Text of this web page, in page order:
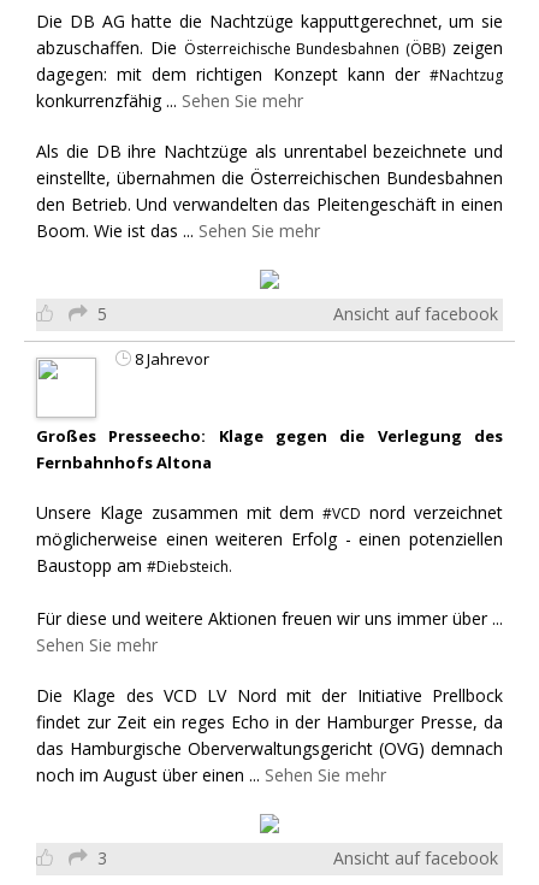
Die DB AG hatte die Nachtzüge kapputtgerechnet, um sie
abzuschaffen. Die Österreichische Bundesbahnen (ÖBB) zeigen
dagegen: mit dem richtigen Konzept kann der #Nachtzug
konkurrenzfähig ... Sehen Sie mehr
Als die DB ihre Nachtzüge als unrentabel bezeichnete und
einstellte, übernahmen die Österreichischen Bundesbahnen
den Betrieb. Und verwandelten das Pleitengeschäft in einen
Boom. Wie ist das ... Sehen Sie mehr
5 Ansicht auf facebook
8 Jahrevor
Großes Presseecho: Klage gegen die Verlegung des
Fernbahnhofs Altona
Unsere Klage zusammen mit dem#VCD nord verzeichnet
möglicherweise einen weiteren Erfolg - einen potenziellen
Baustopp am #Diebsteich.
Für diese und weitere Aktionen freuen wir uns immer über ...
Sehen Sie mehr
Die Klage des VCD LV Nord mit der Initiative Prellbock
findet zur Zeit ein reges Echo in der Hamburger Presse, da
das Hamburgische Oberverwaltungsgericht (OVG) demnach
noch im August über einen ... Sehen Sie mehr
3 Ansicht auf facebook